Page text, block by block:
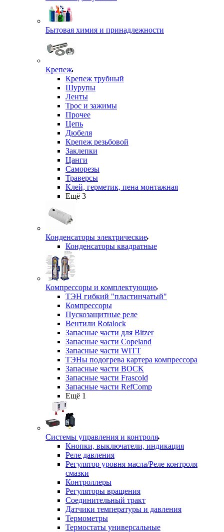
Бытовая химия и принадлежности
Крепеж
Крепеж трубный
Шурупы
Ленты
Трос и зажимы
Прочее
Цепь
Дюбеля
Крепеж резьбовой
Заклепки
Цанги
Саморезы
Траверсы
Клей, герметик, пена монтажная
Ещё 3
Конденсаторы электрические
Конденсаторы квадратные
Компрессоры и комплектующие
ТЭН гибкий "пластинчатый"
Компрессоры
Пускозащитные реле
Вентили Rotalock
Запасные части для Bitzer
Запасные части Copeland
Запасные части WITT
ТЭНы подогрева картера компрессора
Запасные части BOCK
Запасные части Frascold
Запасные части RefComp
Ещё 1
Системы управления и контроля
Кнопки, выключатели, индикация
Реле давления
Регулятор уровня масла/Реле контроля
смазки
Контроллеры
Регуляторы вращения
Соединительный тракт
Датчики температуры и давления
Термометры
Термостаты универсальные